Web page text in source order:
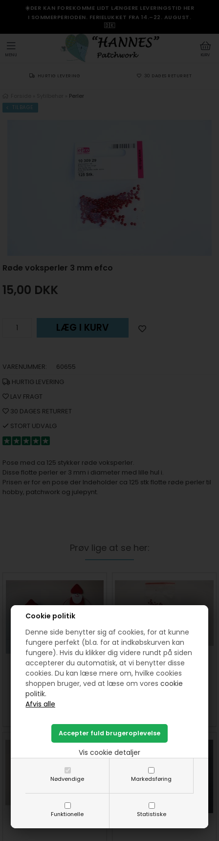
Cookie politik
Denne side benytter sig af cookies, for at kunne
fungere perfekt (bl.a. for at indkøbskurven kan
fungere). Hvis du klikker dig videre rundt på siden
accepterer du automatisk, at vi benytter disse
cookies. Du kan læse mere om, hvilke cookies
shoppen bruger, ved at læse om vorescookie
politik.
Nødvendige Markedsføring
Funktionelle Statistiske
Vis cookie detaljer
☀️DER KAN FOREKOMME LIDT LÆNGERE LEVERINGSTID HER
I SOMMERPERIODEN. FERIELUKKET FRA 14.–22. AUGUST.
🇩🇰
KURV
MENU
HURTIG LEVERING 30 DAGES RETURRET
Perler
TILBAGE
Røde voksperler 3 mm efco
15,00 DKK
LÆG I KURV
VARENUMMER:
60655
HURTIG LEVERING
LAV FRAGT
30 DAGES RETURRET
STORT UDVALG
Pose med ca 125 stykker røde voksperler.
Disse flotte perler er 3 mm i diameter med lille hul i.
Prisen er for en pose der Indeholder ca 125 stk flotte røde perler til
hobby, patchwork og julepynt.
Prøv lige at se her:
Nisser med stribeben -
mønster til håndsy
40,00
Røde voksperler 3 mm